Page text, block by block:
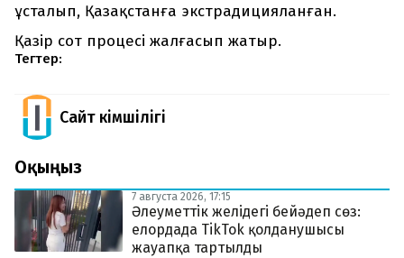
ұсталып, Қазақстанға экстрадицияланған.
Қазір сот процесі жалғасып жатыр.
Тегтер:
Сайт Әкімшілігі
Оқыңыз
7 августа 2026, 17:15
Әлеуметтік желідегі бейәдеп сөз:
елордада TikTok қолданушысы
жауапқа тартылды